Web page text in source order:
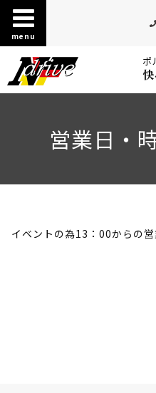
menu
ポ
営業日・
イベントの為13：00からの